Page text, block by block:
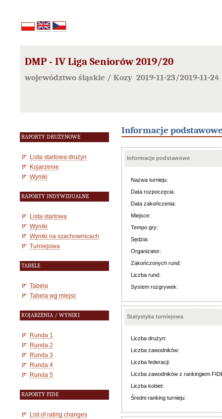
DMP - IV Liga Seniorów 2019/20
województwo śląskie / Kozy 2019-11-23/2019-11-24
RAPORTY DRUŻYNOWE
Lista startowa drużyn
Kojarzenie
Wyniki
RAPORTY INDYWIDUALNE
Lista startowa
Wyniki
Wyniki na szachownicach
Turniejowa
TABELE
Tabela
Tabela wg miejsc
KOJARZENIA / WYNIKI
Runda 1
Runda 2
Runda 3
Runda 4
Runda 5
RAPORTY FIDE
List of rating changes
Informacje
Informacje podstawowe
Nazwa turnieju:
Data rozpoczęcia:
Data zakończenia:
Miejsce:
Tempo gry:
Sędzia:
Organizator:
Zakończonych rund:
Liczba rund:
System rozgrywek:
Statystyka turniejowa
Liczba drużyn:
Liczba zawodników:
Liczba federacji:
Liczba zawodników z rankingiem
Liczba kobiet:
Średni ranking turnieju: